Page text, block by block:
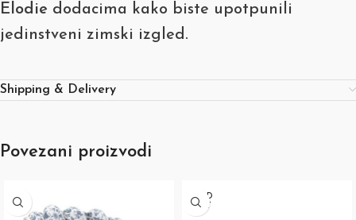
Elodie dodacima kako biste upotpunili
jedinstveni zimski izgled.
Shipping & Delivery
Povezani proizvodi
SOLD
OUT